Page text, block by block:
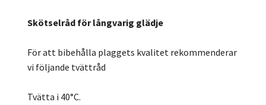
Skötselråd för långvarig glädje
För att bibehålla plaggets kvalitet rekommenderar
vi följande tvättråd
Tvätta i 40°C.